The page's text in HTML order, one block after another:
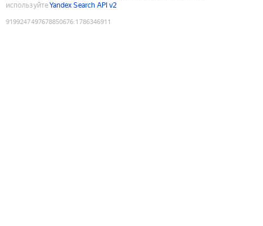
используйтеYandex Search API v2
9199247497678850676:1786346911